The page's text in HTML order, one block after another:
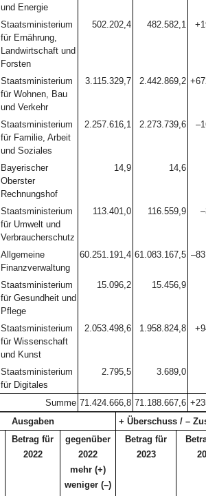
und Energie
Staatsministerium
für Ernährung,
Landwirtschaft und
Forsten
502.202,4 482.582,1
Staatsministerium
für Wohnen, Bau
und Verkehr
3.115.329,7 2.442.869,2
Staatsministerium
für Familie, Arbeit
und Soziales
2.257.616,1 2.273.739,6
Bayerischer
Oberster
Rechnungshof
14,9 14,6
Staatsministerium
für Umwelt und
Verbraucherschutz
113.401,0 116.559,9
Allgemeine
Finanzverwaltung
60.251.191,4 61.083.167,5
Staatsministerium
für Gesundheit und
Pflege
15.096,2 15.456,9
Staatsministerium
für Wissenschaft
und Kunst
2.053.498,6 1.958.824,8
Staatsministerium
für Digitales
2.795,5 3.689,0
Summe 71.424.666,8 71.188.667,6
Ausgaben
+ Überschuss / –
Betrag für
2022
gegenüber
2022
mehr (+)
weniger (–)
Betrag für
2023